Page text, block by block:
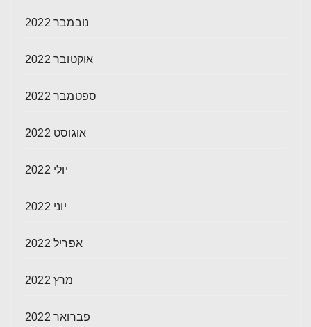
נובמבר 2022
אוקטובר 2022
ספטמבר 2022
אוגוסט 2022
יולי 2022
יוני 2022
אפריל 2022
מרץ 2022
פברואר 2022